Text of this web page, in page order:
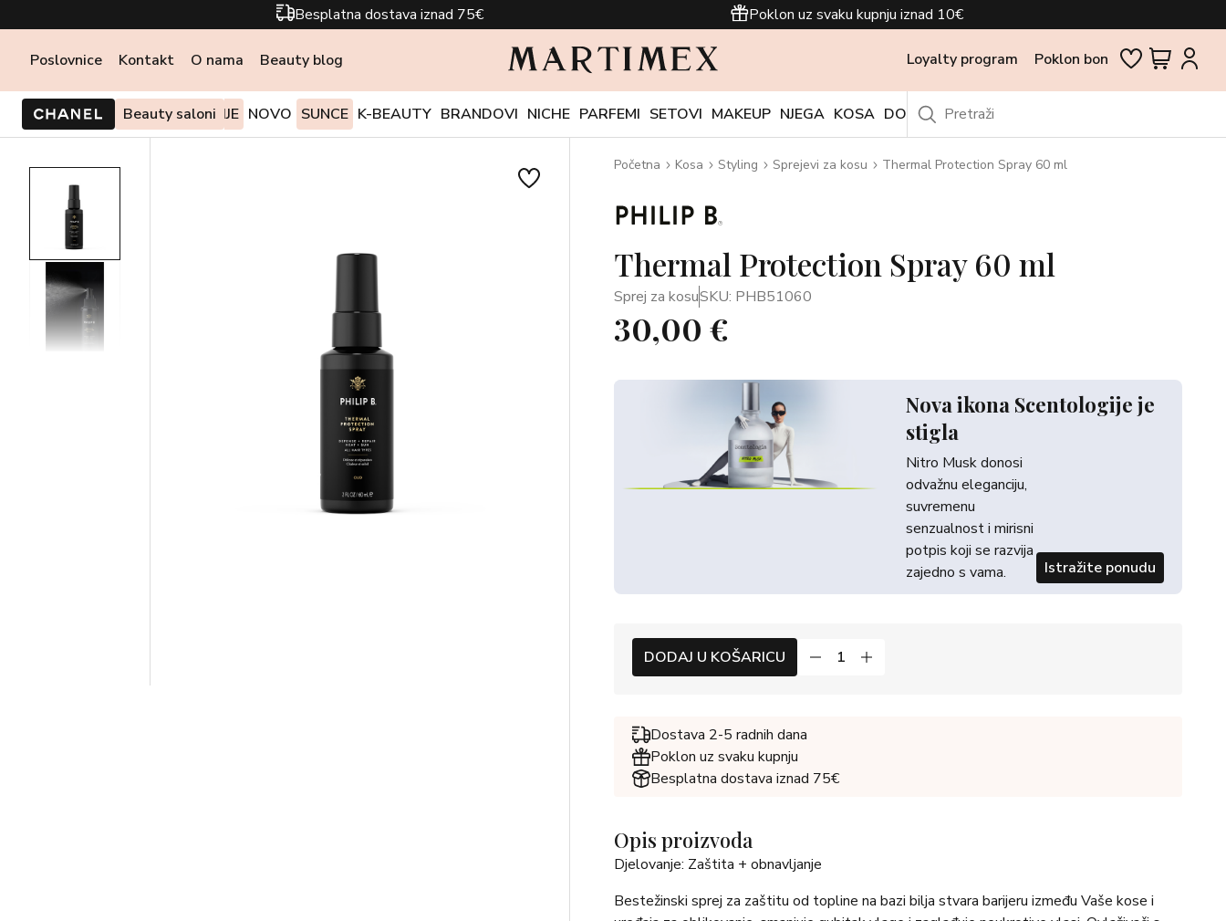
Besplatna dostava iznad 75€ Poklon uz svaku kupnju iznad 10€
Poslovnice Kontakt O nama Beauty blog Loyalty program Poklon bon
Beauty saloni
PONUDE I AKCIJE NOVO SUNCE K-BEAUTY BRANDOVI NICHE PARFEMI SETOVI MAKEUP NJEGA KOSA DODACI OUTLET
Početna Kosa Styling Sprejevi za kosu Thermal Protection Spray 60 ml
Thermal Protection Spray 60 ml
Sprej za kosuSKU: PHB51060
30,00 €
Nova ikona Scentologije je
stigla
Nitro Musk donosi
odvažnu eleganciju,
suvremenu
senzualnost i mirisni
potpis koji se razvija
zajedno s vama.
Istražite ponudu
DODAJ U KOŠARICU
Dostava 2-5 radnih dana
Poklon uz svaku kupnju
Besplatna dostava iznad 75€
Opis proizvoda
Djelovanje: Zaštita + obnavljanje
Bestežinski sprej za zaštitu od topline na bazi bilja stvara barijeru između Vaše kose i